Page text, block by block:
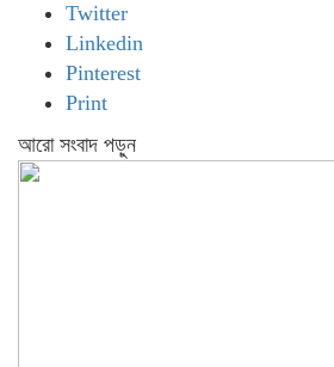
Twitter
Linkedin
Pinterest
Print
আরো সংবাদ পড়ুন